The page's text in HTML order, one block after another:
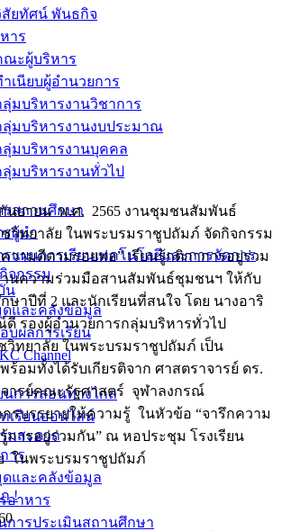
สัยทัศน์ พันธกิจ
าร
ณะผู้บริหาร
เนียบผู้อำนวยการ
ลุ่มบริหารงานวิชาการ
ลุ่มบริหารงานงบประมาณ
ลุ่มบริหารงานบุคคล
ลุ่มบริหารงานทั่วไป
สถานศึกษา
ผู้นำ
แผนการเรียนเทคโนโลยีและการจัดการ
จกรรม
น
และคลังข้อมูล
บผลการเรียน
Channel
นการสอนทางไกล
เรียนออนไลน์
มสะดวก
าร
และคลังข้อมูล
อาหาร
การประเมินสถานศึกษา
ยายน พ.ศ. 2565 งานชุมชนสัมพันธ์
ชวิทยาลัย ในพระบรมราชูปถัมภ์ จัดกิจกรรม
วามดีตามรอยพ่อ” เรียนรู้กติกาการอยู่ร่วม
านความร่วมมือสานสัมพันธ์ชุมชนฯ ให้กับ
ษาปีที่ 2 และนักเรียนที่สนใจ โดย นางอาริ
รองผู้อำนวยการกลุ่มบริหารทั่วไป
วิทยาลัย ในพระบรมราชูปถัมภ์ เป็น
ร้อมทั้งได้รับเกียรติจาก ศาสตราจารย์ ดร.
ารย์คณะรัฐศาสตร์ จุฬาลงกรณ์
รบรรยายให้ความรู้ ในหัวข้อ “จารึกความ
การอยู่ร่วมกัน” ณ หอประชุม โรงเรียน
ในพระบรมราชูปถัมภ์
!